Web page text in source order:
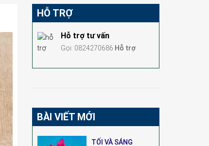
HỖ TRỢ
Hỗ trợ tư vấn
Gọi: 0824270686 Hỗ trợ
BÀI VIẾT MỚI
TỐI VÀ SÁNG